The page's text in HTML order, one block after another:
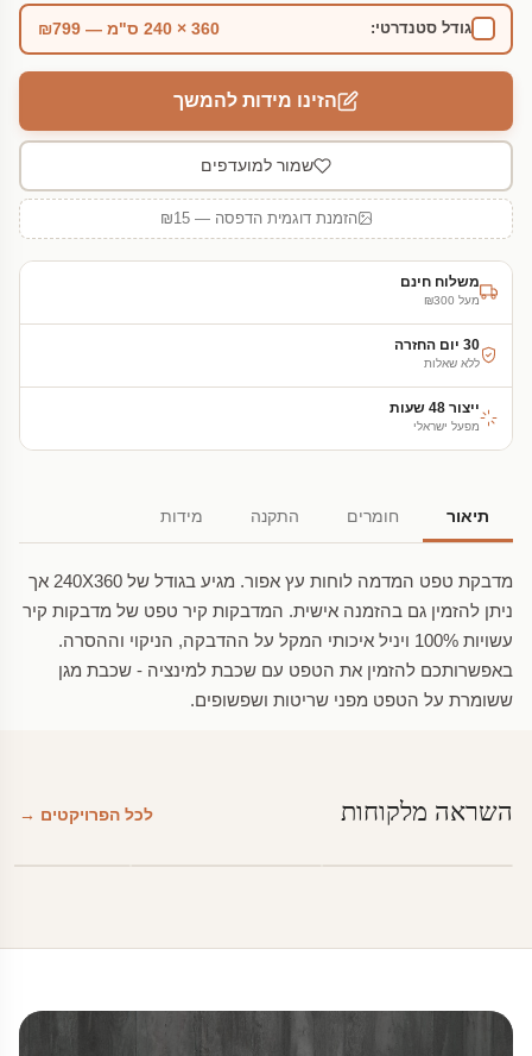
גודל סטנדרטי: 360 × 240 ס"מ — ₪799
הזינו מידות להמשך
שמור למועדפים
הזמנת דוגמית הדפסה — ₪15
משלוח חינם
מעל ₪300
30 יום החזרה
ללא שאלות
ייצור 48 שעות
מפעל ישראלי
תיאור חומרים התקנה מידות
מדבקת טפט המדמה לוחות עץ אפור. מגיע בגודל של 240X360 אך
ניתן להזמין גם בהזמנה אישית. המדבקות קיר טפט של מדבקות קיר
עשויות 100% ויניל איכותי המקל על ההדבקה, הניקוי וההסרה.
באפשרותכם להזמין את הטפט עם שכבת למינציה - שכבת מגן
ששומרת על הטפט מפני שריטות ושפשופים.
השראה מלקוחות לכל הפרויקטים →